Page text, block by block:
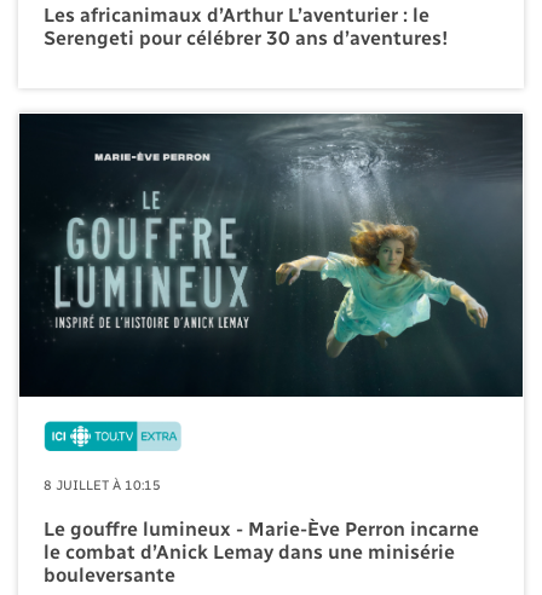
Les africanimaux d’Arthur L’aventurier : le
Serengeti pour célébrer 30 ans d’aventures!
8 JUILLET À 10:15
Le gouffre lumineux - Marie-Ève Perron incarne
le combat d’Anick Lemay dans une minisérie
bouleversante